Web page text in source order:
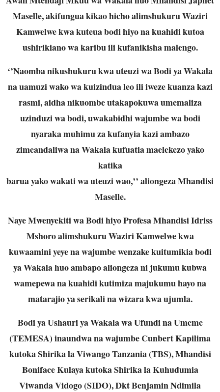
Maselle, akifungua kikao hicho alimshukuruWaziri
Kamwelwe kwa kuteua bodi hiyo na kuahidi kutoa
ushirikiano wa karibu ili kufanikisha malengo.
‘’Naomba nikushukuru kwa uteuzi wa Bodi ya Wakala
na uamuzi wako wa kuizindua leo ili iweze kuanzakazi
rasmi, aidha nikuombe utakapokuwa umemaliza
uzinduzi wa bodi, uwakabidhi wajumbe wa bodi
nyaraka muhimu za kufanyia kazi ambazo
zimeandaliwa na Wakala kufuatia maelekezo yako
katika
barua yako wakati wa uteuzi wao,’’ aliongeza Mhandisi
Maselle.
Naye Mwenyekiti wa Bodi hiyo Profesa Mhandisi Idriss
Mshoro alimshukuru Waziri Kamwelwe kwa
kuwaamini yeye na wajumbe wenzake kuitumikia bodi
ya Wakala huo ambapo aliongeza ni jukumukubwa
wamepewa na kuahidi kutimiza majukumu hayo na
matarajio ya serikali na wizara kwa ujumla.
Bodi ya Ushauri ya Wakala wa Ufundi na Umeme
(TEMESA) inaundwa na wajumbe Cunbert Kapilima
kutoka Shirika la Viwango Tanzania (TBS), Mhandisi
Boniface Kulaya kutoka Shirika la Kuhudumia
Viwanda Vidogo (SIDO), Dkt Benjamin Ndimila